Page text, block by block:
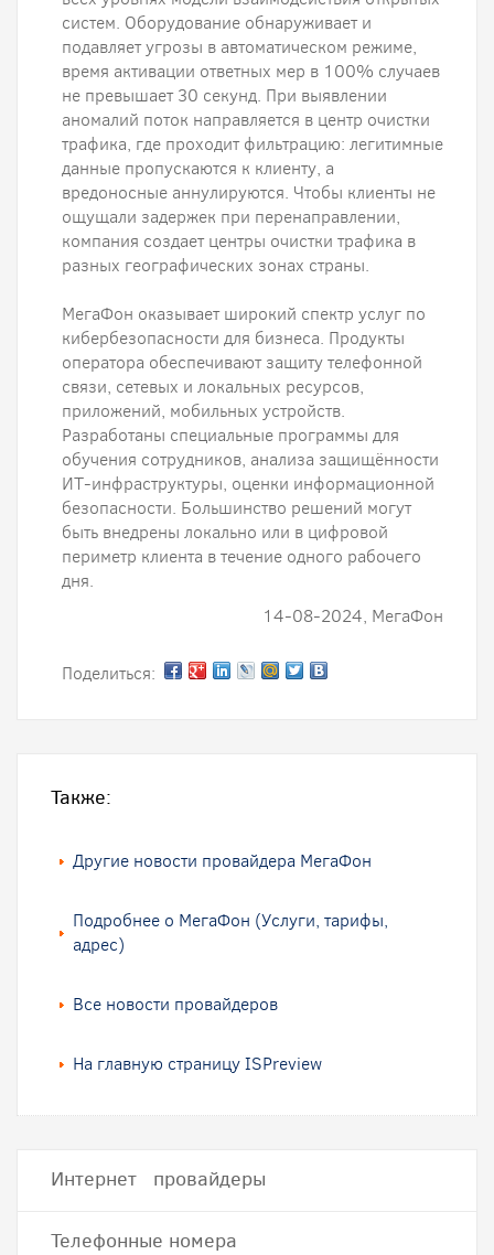
систем. Оборудование обнаруживает и
подавляет угрозы в автоматическом режиме,
время активации ответных мер в 100% случаев
не превышает 30 секунд. При выявлении
аномалий поток направляется в центр очистки
трафика, где проходит фильтрацию: легитимные
данные пропускаются к клиенту, а
вредоносные аннулируются. Чтобы клиенты не
ощущали задержек при перенаправлении,
компания создает центры очистки трафика в
разных географических зонах страны.
МегаФон оказывает широкий спектр услуг по
кибербезопасности для бизнеса. Продукты
оператора обеспечивают защиту телефонной
связи, сетевых и локальных ресурсов,
приложений, мобильных устройств.
Разработаны специальные программы для
обучения сотрудников, анализа защищённости
ИТ-инфраструктуры, оценки информационной
безопасности. Большинство решений могут
быть внедрены локально или в цифровой
периметр клиента в течение одного рабочего
дня.
14-08-2024, МегаФон
Поделиться:
Также:
Другие новости провайдера МегаФон
Подробнее о МегаФон (Услуги, тарифы,
адрес)
Все новости провайдеров
На главную страницу ISPreview
Интернет провайдеры
Телефонные номера